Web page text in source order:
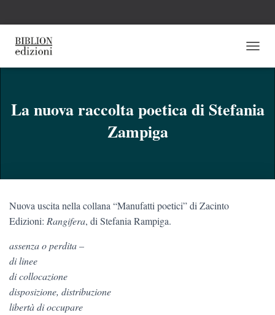
A
A
La nuova raccolta poetica di Stefania
Zampiga
Nuova uscita nella collana “Manufatti poetici” di Zacinto
Edizioni: Rangifera, di Stefania Rampiga.
assenza o perdita –
di linee
di collocazione
disposizione, distribuzione
libertà di occupare